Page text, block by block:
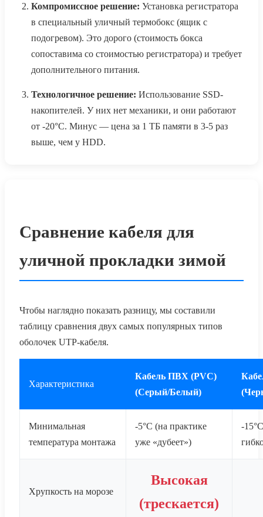
Компромиссное решение: Установка регистратора
в специальный уличный термобокс (ящик с
подогревом). Это дорого (стоимость бокса
сопоставима со стоимостью регистратора) и требует
дополнительного питания.
Технологичное решение: Использование SSD-
накопителей. У них нет механики, и они работают
от -20°C. Минус — цена за 1 ТБ памяти в 3-5 раз
выше, чем у HDD.
Сравнение кабеля для
уличной прокладки зимой
Чтобы наглядно показать разницу, мы составили
таблицу сравнения двух самых популярных типов
оболочек UTP-кабеля.
Характеристика
Кабель ПВХ (PVC)
(Серый/Белый)
Минимальная
температура монтажа
-5°C (на практике
уже «дубеет»)
-
Хрупкость на морозе
Высокая
(трескается)